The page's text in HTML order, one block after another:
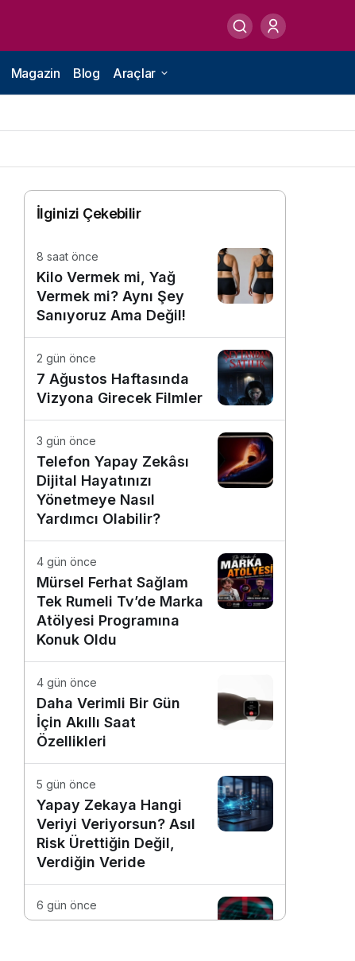
Magazin Blog Araçlar
İlginizi Çekebilir
8 saat önce
Kilo Vermek mi, Yağ
Vermek mi? Aynı Şey
Sanıyoruz Ama Değil!
2 gün önce
7 Ağustos Haftasında
Vizyona Girecek Filmler
3 gün önce
Telefon Yapay Zekâsı
Dijital Hayatınızı
Yönetmeye Nasıl
Yardımcı Olabilir?
4 gün önce
Mürsel Ferhat Sağlam
Tek Rumeli Tv’de Marka
Atölyesi Programına
Konuk Oldu
4 gün önce
Daha Verimli Bir Gün
İçin Akıllı Saat
Özellikleri
5 gün önce
Yapay Zekaya Hangi
Veriyi Veriyorsun? Asıl
Risk Ürettiğin Değil,
Verdiğin Veride
6 gün önce
E-Posta Kutunuz